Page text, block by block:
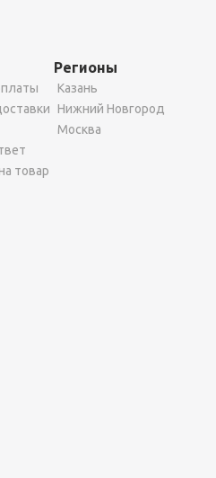
товар
Регионы
Казань
Нижний Новгород
Москва